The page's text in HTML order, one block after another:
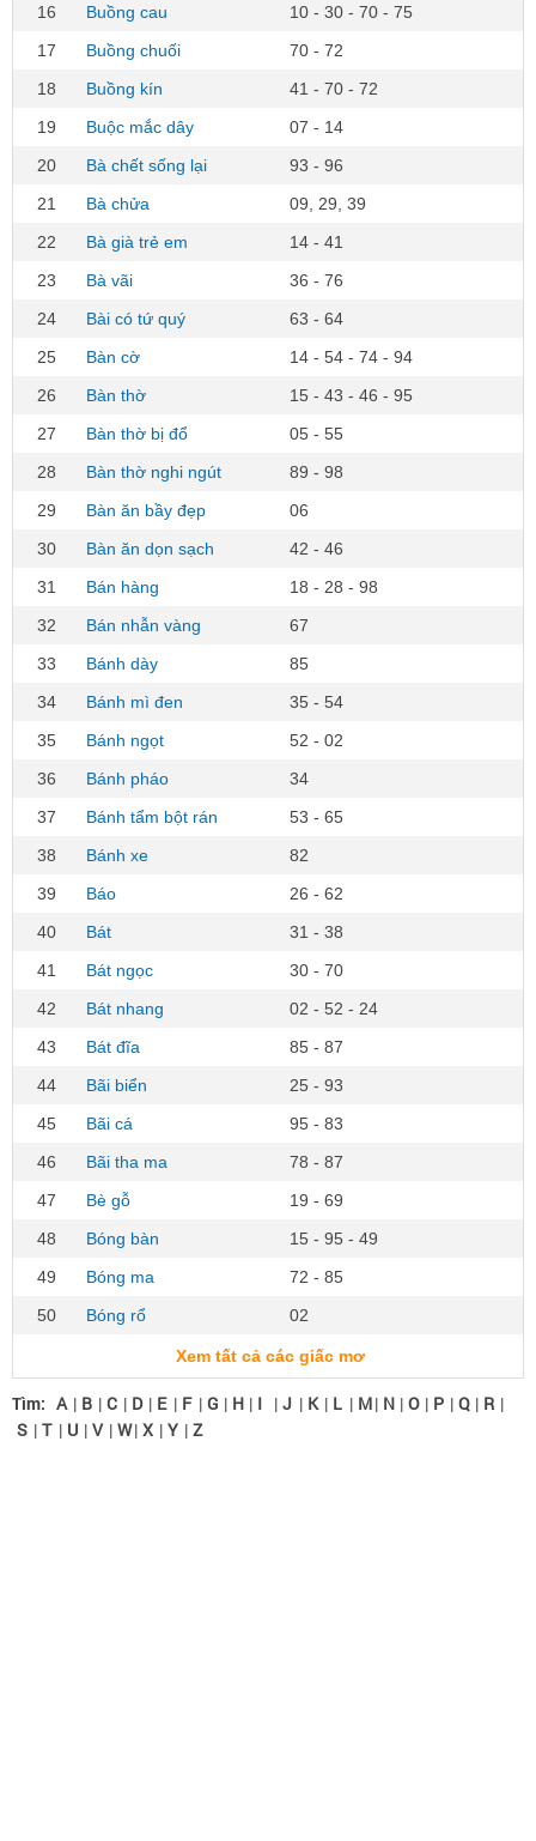
16
Buồng cau
10 - 30 - 70 - 75
17
Buồng chuối
70 - 72
18
Buồng kín
41 - 70 - 72
19
Buộc mắc dây
07 - 14
20
Bà chết sống lại
93 - 96
21
Bà chửa
09, 29, 39
22
Bà già trẻ em
14 - 41
23
Bà vãi
36 - 76
24
Bài có tứ quý
63 - 64
25
Bàn cờ
14 - 54 - 74 - 94
26
Bàn thờ
15 - 43 - 46 - 95
27
Bàn thờ bị đổ
05 - 55
28
Bàn thờ nghi ngút
89 - 98
29
Bàn ăn bầy đẹp
06
30
Bàn ăn dọn sạch
42 - 46
31
Bán hàng
18 - 28 - 98
32
Bán nhẫn vàng
67
33
Bánh dày
85
34
Bánh mì đen
35 - 54
35
Bánh ngọt
52 - 02
36
Bánh pháo
34
37
Bánh tẩm bột rán
53 - 65
38
Bánh xe
82
39
Báo
26 - 62
40
Bát
31 - 38
41
Bát ngọc
30 - 70
42
Bát nhang
02 - 52 - 24
43
Bát đĩa
85 - 87
44
Bãi biển
25 - 93
45
Bãi cá
95 - 83
46
Bãi tha ma
78 - 87
47
Bè gỗ
19 - 69
48
Bóng bàn
15 - 95 - 49
49
Bóng ma
72 - 85
50
Bóng rổ 02
Xem tất cả các giấc mơ
Tìm: A | B | C | D | E | F | G | H | I | J | K | L | M| N | O | P | Q | R |
S | T | U | V | W| X | Y | Z